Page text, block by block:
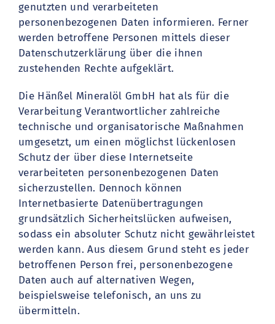
genutzten und verarbeiteten
personenbezogenen Daten informieren. Ferner
werden betroffene Personen mittels dieser
Datenschutzerklärung über die ihnen
zustehenden Rechte aufgeklärt.
Die Hänßel Mineralöl GmbH hat als für die
Verarbeitung Verantwortlicher zahlreiche
technische und organisatorische Maßnahmen
umgesetzt, um einen möglichst lückenlosen
Schutz der über diese Internetseite
verarbeiteten personenbezogenen Daten
sicherzustellen. Dennoch können
Internetbasierte Datenübertragungen
grundsätzlich Sicherheitslücken aufweisen,
sodass ein absoluter Schutz nicht gewährleistet
werden kann. Aus diesem Grund steht es jeder
betroffenen Person frei, personenbezogene
Daten auch auf alternativen Wegen,
beispielsweise telefonisch, an uns zu
übermitteln.